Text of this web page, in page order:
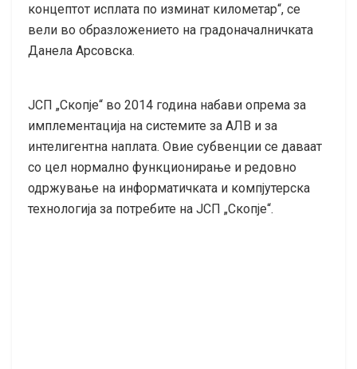
концептот исплата по изминат километар“, се
вели во образложението на градоначалничката
Данела Арсовска.
ЈСП „Скопје“ во 2014 година набави опрема за
имплементација на системите за АЛВ и за
интелигентна наплата. Овие субвенции се даваат
со цел нормално функционирање и редовно
одржување на информатичката и компјутерска
технологија за потребите на ЈСП „Скопје“.